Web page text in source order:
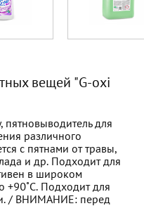
вещей "G-oxi
пятновыводитель для
различного
с пятнами от травы,
и др. Подходит для
в широком
+90˚C. Подходит для
/ ВНИМАНИЕ: перед